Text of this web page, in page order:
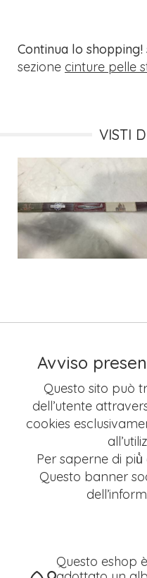
Continua lo shopping!
sezione cinture pelle
VISTI
Avviso
Questo sito può
dell’utente
cookies
Per saperne di più̀
Questo banner
Questo eshop